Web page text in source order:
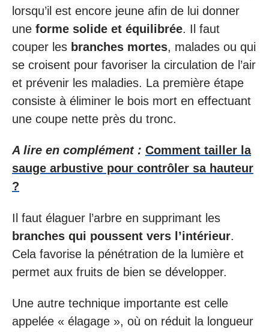
lorsqu’il est encore jeune afin de lui donner
une forme solide et équilibrée. Il faut
couper les branches mortes, malades ou qui
se croisent pour favoriser la circulation de l’air
et prévenir les maladies. La première étape
consiste à éliminer le bois mort en effectuant
une coupe nette près du tronc.
A lire en complément : Comment tailler la
sauge arbustive pour contrôler sa hauteur
?
Il faut élaguer l’arbre en supprimant les
branches qui poussent vers l’intérieur.
Cela favorise la pénétration de la lumière et
permet aux fruits de bien se développer.
Une autre technique importante est celle
appelée « élagage », où on réduit la longueur